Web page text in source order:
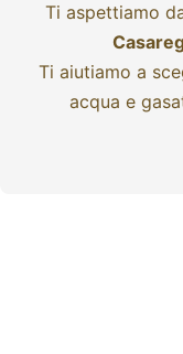
Ti aspettiamo
Ti aiutiamo a
acqua e